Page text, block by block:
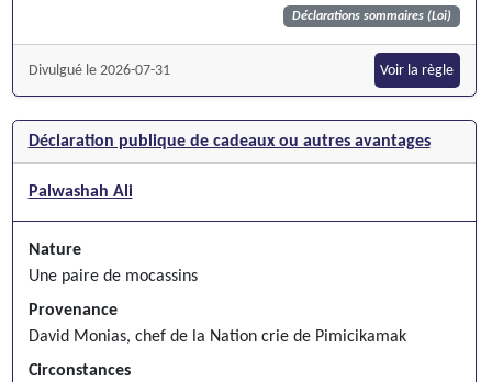
Déclarations sommaires (Loi)
Divulgué le 2026-07-31 Voir la règle
Déclaration publique de cadeaux ou autres avantages
Palwashah Ali
Nature
Une paire de mocassins
Provenance
David Monias, chef de la Nation crie de Pimicikamak
Circonstances